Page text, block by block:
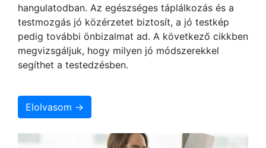
hangulatodban. Az egészséges táplálkozás és a
testmozgás jó közérzetet biztosít, a jó testkép
pedig további önbizalmat ad. A következő cikkben
megvizsgáljuk, hogy milyen jó módszerekkel
segíthet a testedzésben.
Elolvasom →